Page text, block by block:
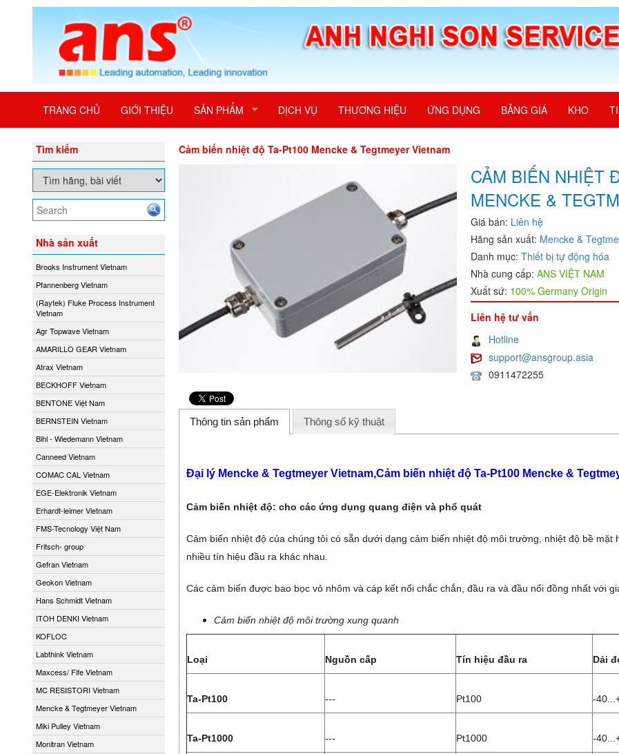
TRANG CHỦ GIỚI THIỆU SẢN PHẨM DỊCH VỤ THƯƠNG HIỆU ỨNG DỤNG BẢNG GIÁ KHO
Tìm kiếm
Nhà sản xuất
Brooks Instrument Vietnam
Pfannenberg Vietnam
(Raytek) Fluke Process Instrument
Vietnam
Agr Topwave Vietnam
AMARILLO GEAR Vietnam
Atrax Vietnam
BECKHOFF Vietnam
BENTONE Việt Nam
BERNSTEIN Vietnam
Bihl - Wiedemann Vietnam
Canneed Vietnam
COMAC CAL Vietnam
EGE-Elektronik Vietnam
Erhardt-leimer Vietnam
FMS-Tecnology Việt Nam
Fritsch- group
Gefran Vietnam
Geokon Vietnam
Hans Schmidt Vietnam
ITOH DENKI Vietnam
KOFLOC
Labthink Vietnam
Maxcess/ Fife Vietnam
MC RESISTORI Vietnam
Mencke & Tegtmeyer Vietnam
Miki Pulley Vietnam
Monitran Vietnam
Cảm biến nhiệt độ Ta-Pt100 Mencke & Tegtmeyer Vietnam
CẢM BIẾN NHIỆT
MENCKE &
Giá bán: Liên hệ
Hãng sản xuất: Mencke &
Danh mục: Thiết bị tự động hóa
Nhà cung cấp: ANS VIỆT NAM
Xuất sứ: 100% Germany Origin
Liên hệ tư vấn
Hotline
support@ansgroup.asia
0911472255
Thông tin sản phẩm Thông số kỹ thuật
Đại lý Mencke & Tegtmeyer Vietnam,Cảm biến nhiệt độ Ta-Pt100 Mencke &
Cảm biến nhiệt độ: cho các ứng dụng quang điện và phổ quát
Cảm biến nhiệt độ của chúng tôi có sẵn dưới dạng cảm biến nhiệt độ môi trường, nhiệt độ bề mặt
nhiều tín hiệu đầu ra khác nhau.
Các cảm biến được bao bọc vỏ nhôm và cáp kết nối chắc chắn, đầu ra và đầu nối đồng nhất với
Cảm biến nhiệt độ môi trường xung quanh
Loại Nguồn cấp Tín hiệu đầu ra Dải
Ta-Pt100 --- Pt100 -
Ta-Pt1000 --- Pt1000 -